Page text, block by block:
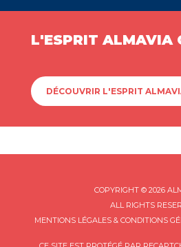
L'ESPRIT ALMAVIA
DÉCOUVRIR L'ESPRIT
COPYRIGHT © 2026
ALL RIGHTS
MENTIONS LÉGALES & CONDITIONS